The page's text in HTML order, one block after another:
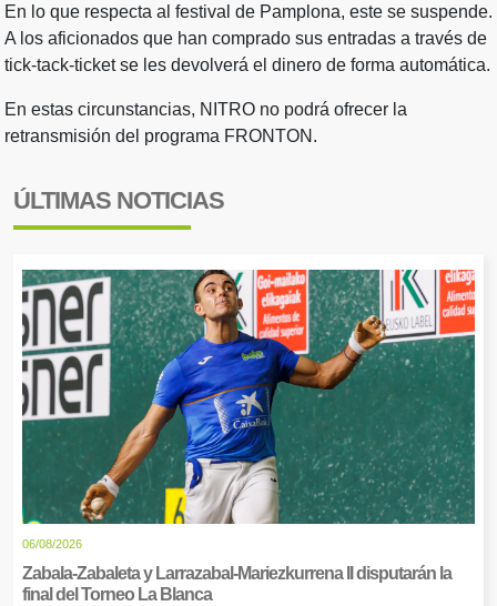
En lo que respecta al festival de Pamplona, este se suspende.
A los aficionados que han comprado sus entradas a través de
tick-tack-ticket se les devolverá el dinero de forma automática.
En estas circunstancias, NITRO no podrá ofrecer la
retransmisión del programa FRONTON.
ÚLTIMAS NOTICIAS
06/08/2026
Zabala-Zabaleta y Larrazabal-Mariezkurrena II disputarán la
final del Torneo La Blanca